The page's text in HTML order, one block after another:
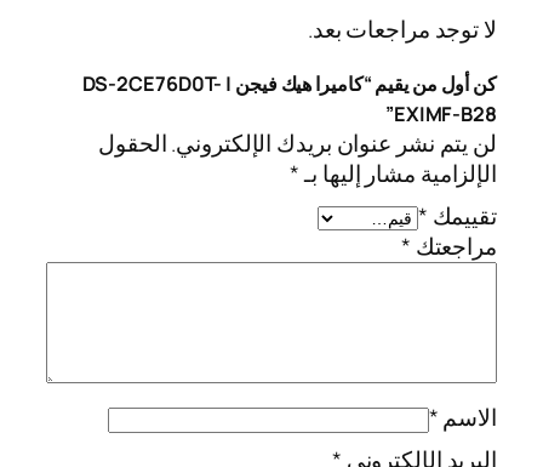
لا توجد مراجعات بعد.
كن أول من يقيم “كاميرا هيك فيجن | DS-2CE76D0T-
EXIMF-B28”
لن يتم نشر عنوان بريدك الإلكتروني.الحقول
الإلزامية مشار إليها بـ*
تقييمك *
مراجعتك *
الاسم*
البريد الإلكتروني *